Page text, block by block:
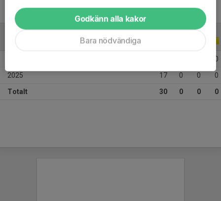
ALLA ÅR
0
2025 17 0 0 0
Totalt 30 0 0 0
Godkänn alla kakor
Bara nödvändiga